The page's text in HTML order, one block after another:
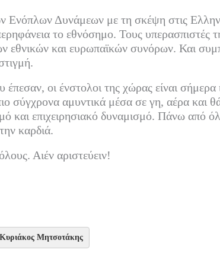
Ενόπλων Δυνάμεων με τη σκέψη στις
το εθνόσημο. Τους υπερασπιστές
εθνικών και ευρωπαϊκών συνόρων. Και
οι ένστολοι της χώρας είναι σήμερα
σύγχρονα αμυντικά μέσα σε γη, αέρα και
και επιχειρησιακό δυναμισμό. Πάνω από
καρδιά.
Αιέν αριστεύειν!
Κυριάκος Μητσοτάκης